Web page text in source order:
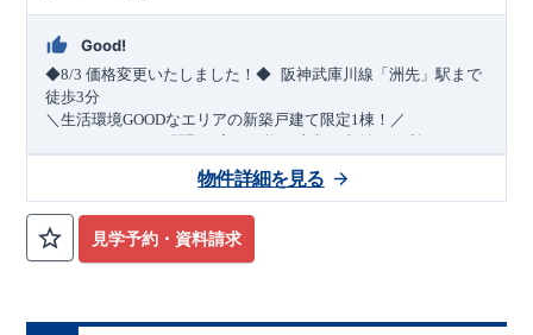
Good!
◆8/3 価格変更いたしました！◆ ​阪神武庫川線 「洲先」駅まで
徒歩3分
＼生活環境GOODなエリアの新築戸建て限定1棟！／
・2部屋から行き来できる
・デザインと機能性を兼ね備えたオープンサニタリー
リビング全体を見渡せる
​
ーパー）徒歩10分 約787ｍ)​
・網戸
↓クリックすると特設ページにジャンプします↓
2024 年グッドデザイン賞 プロジェクト同時受賞
せる道」 ○第18回キッズデザイン賞受賞 ・2024年、東栄住宅
平日・休日ご内覧可能です！
見学予約・資料請求
物件詳細を見る